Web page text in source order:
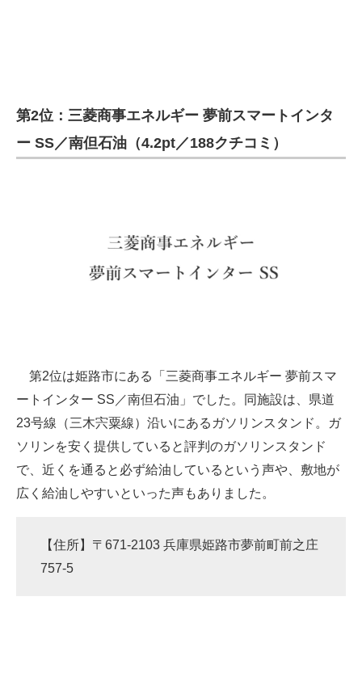
第2位：三菱商事エネルギー 夢前スマートインタ
ー SS／南但石油（4.2pt／188クチコミ）
第2位は姫路市にある「三菱商事エネルギー 夢前スマ
ートインター SS／南但石油」でした。同施設は、県道
23号線（三木宍粟線）沿いにあるガソリンスタンド。ガ
ソリンを安く提供していると評判のガソリンスタンド
で、近くを通ると必ず給油しているという声や、敷地が
広く給油しやすいといった声もありました。
【住所】〒671-2103 兵庫県姫路市夢前町前之庄
757-5